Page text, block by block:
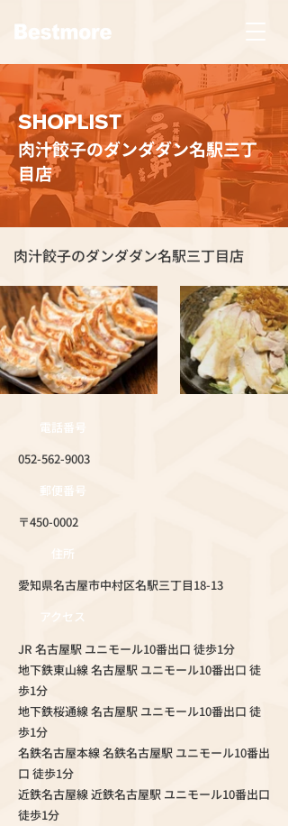
SHOPLIST
肉汁餃子のダンダダン名駅三丁
目店
肉汁餃子のダンダダン名駅三丁目店
電話番号
052-562-9003
郵便番号
〒450-0002
住所
愛知県名古屋市中村区名駅三丁目18-13
アクセス
JR 名古屋駅 ユニモール10番出口 徒歩1分
地下鉄東山線 名古屋駅 ユニモール10番出口 徒
歩1分
地下鉄桜通線 名古屋駅 ユニモール10番出口 徒
歩1分
名鉄名古屋本線 名鉄名古屋駅 ユニモール10番出
口 徒歩1分
近鉄名古屋線 近鉄名古屋駅 ユニモール10番出口
徒歩1分